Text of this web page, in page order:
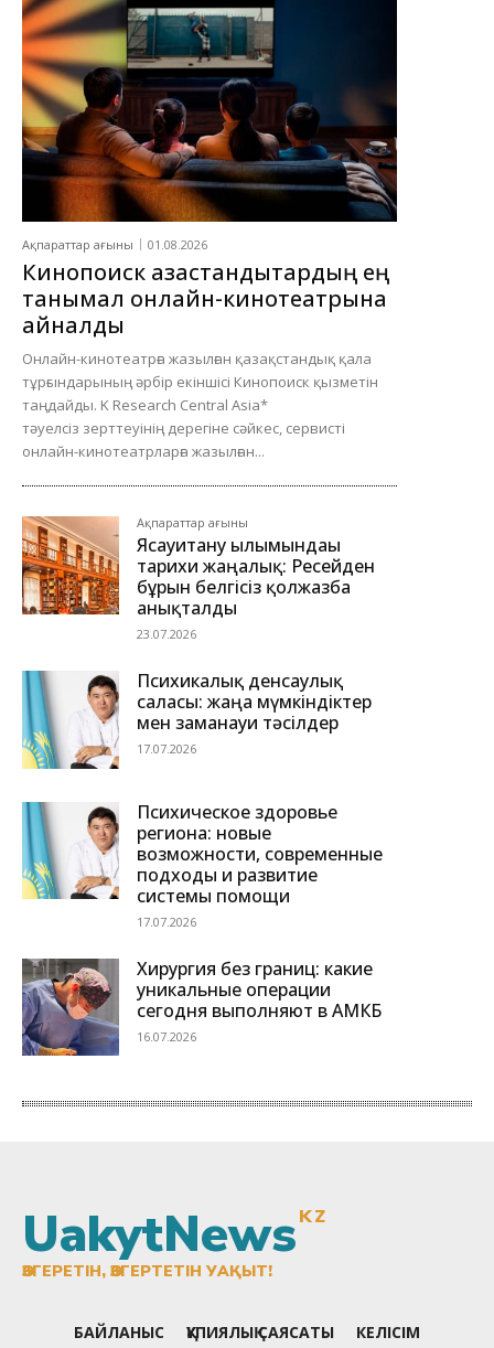
UakytNewsKZ
ӨЗГЕРЕТІН, ӨЗГЕРТЕТІН УАҚЫТ!
БАЙЛАНЫС ҚҰПИЯЛЫҚ САЯСАТЫ КЕЛІСІМ